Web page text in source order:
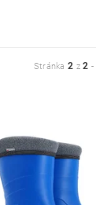
Stránka2 z2 -